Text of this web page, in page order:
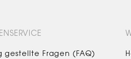
gestellte Fragen (FAQ)